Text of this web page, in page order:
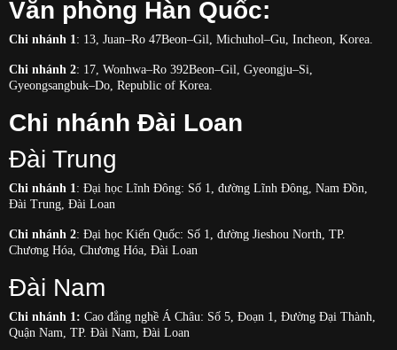
Văn phòng Hàn Quốc:
Chi nhánh 1 : 13, Juan–Ro 47Beon–Gil, Michuhol–Gu, Incheon, Korea.
Chi nhánh 2: 17, Wonhwa–Ro 392Beon–Gil, Gyeongju–Si,
Gyeongsangbuk–Do, Republic of Korea.
Chi nhánh Đài Loan
Đài Trung
Chi nhánh 1 : Đại học Lĩnh Đông: Số 1, đường Lĩnh Đông, Nam Đồn,
Đài Trung, Đài Loan
Chi nhánh 2: Đại học Kiến Quốc: Số 1, đường Jieshou North, TP.
Chương Hóa, Chương Hóa, Đài Loan
Đài Nam
Chi nhánh 1: Cao đẳng nghề Á Châu: Số 5, Đoạn 1, Đường Đại Thành,
Quận Nam, TP. Đài Nam, Đài Loan